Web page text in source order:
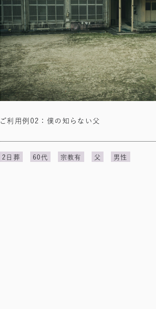
ご利用例02：僕の知らない父
2日葬 60代 宗教有 父 男性